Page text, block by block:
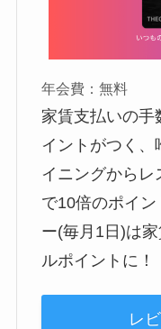
年会費：無料
家賃支払いの手
イントがつく、
イニングから
で10倍のポイ
ー(毎月1日)は
ルポイントに！
レ